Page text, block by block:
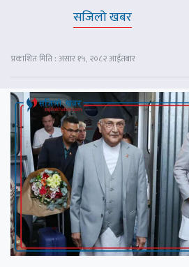
सजिलो खबर
प्रकाशित मिति : असार १५, २०८२ आईतबार